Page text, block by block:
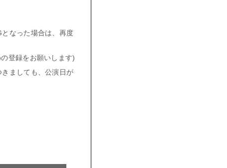
なった場合は、再度
登録をお願いします)
ましても、公演日が